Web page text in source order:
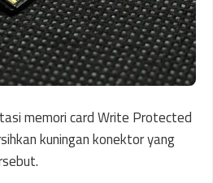
memori card Write Protected
kuningan konektor yang